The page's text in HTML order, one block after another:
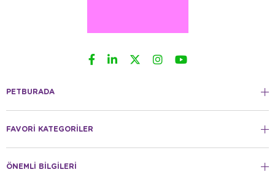
PETBURADA
FAVORİ KATEGORİLER
ÖNEMLİ BİLGİLERİ